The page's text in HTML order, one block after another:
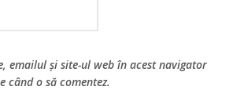
emailul și site-ul web în acest navigator
când o să comentez.